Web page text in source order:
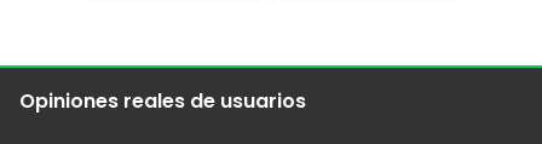
Opiniones reales de usuarios